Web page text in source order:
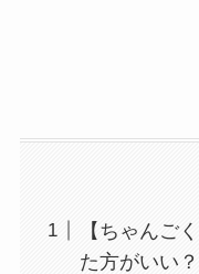
【ちゃんご
た方がいい？